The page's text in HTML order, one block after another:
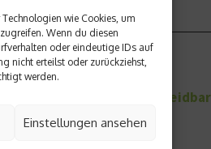
wie Cookies, um
Wenn du diesen
oder eindeutige IDs auf
nicht erteilst oder zurückziehst,
werden.
Einstellungen ansehen
Beitrag
D-Mangel ist leicht vermeidbar